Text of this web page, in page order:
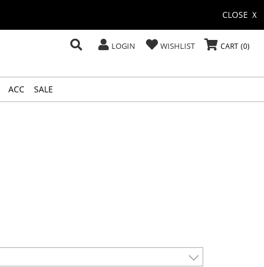
CLOSE Ｘ
CART 0
WISHLIST
LOGIN
ACC SALE